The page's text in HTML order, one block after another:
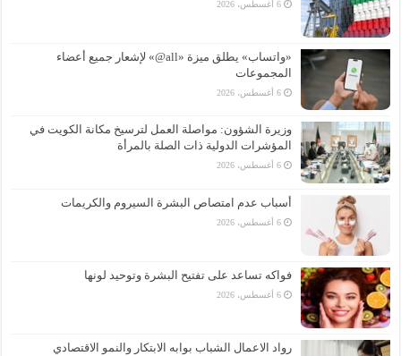
6 أغسطس، 2026
«واتساب» يطلق ميزة «all@» لإشعار جميع أعضاء
المجموعات
6 أغسطس، 2026
وزيرة الشؤون: مواصلة العمل لترسيخ مكانة الكويت في
المؤشرات الدولية ذات الصلة بالمرأة
6 أغسطس، 2026
أسباب عدم امتصاص البشرة السيروم والكريمات
6 أغسطس، 2026
فواكه تساعد على تفتيح البشرة وتوحيد لونها
6 أغسطس، 2026
رواد الاعمال الشباب بوابه الابتكار والنمو الاقتصادي